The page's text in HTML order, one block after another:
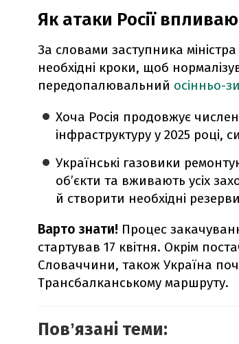
Як атаки Росії
За словами заступника
необхідні кроки, щоб
передопалювальний осінньо-
Хоча Росія продовжує
інфраструктуру у 2025 році,
Українські газовики
об’єкти та вживають усіх
й створити необхідні
Варто знати! Процес
стартував 17 квітня. Окрім
Словаччини, також Україна
Трансбалканському маршруту.
Повʼязані теми: